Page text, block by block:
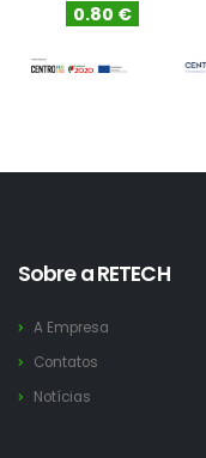
0.80 €
Sobre a RETECH
A Empresa
Contatos
Notícias